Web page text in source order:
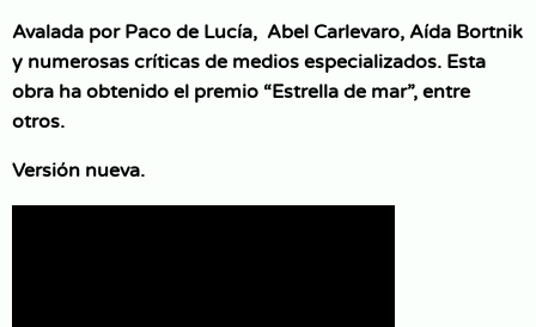
Avalada por Paco de Lucía, Abel Carlevaro, Aída Bortnik
y numerosas críticas de medios especializados. Esta
obra ha obtenido el premio “Estrella de mar”, entre
otros.
Versión nueva.